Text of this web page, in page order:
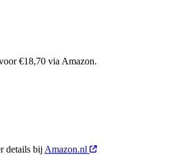
€18,70 via Amazon.
details bij Amazon.nl